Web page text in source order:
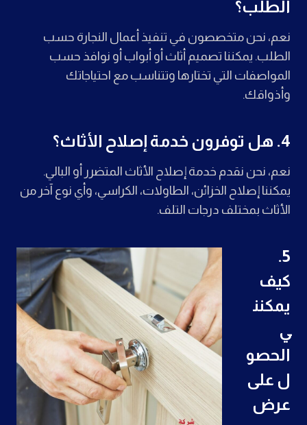
الطلب؟
نعم، نحن متخصصون في تنفيذ أعمال النجارة حسب
الطلب. يمكننا تصميم أثاث أو أبواب أو نوافذ حسب
المواصفات التي تختارها وتتناسب مع احتياجاتك
وأذواقك.
4. هل توفرون خدمة إصلاح الأثاث؟
نعم، نحن نقدم خدمة إصلاح الأثاث المتضرر أو البالي.
يمكننا إصلاح الخزائن، الطاولات، الكراسي، وأي نوع آخر من
الأثاث بمختلف درجات التلف.
5.
كيف
يمكنن
ي
الحصو
ل على
عرض